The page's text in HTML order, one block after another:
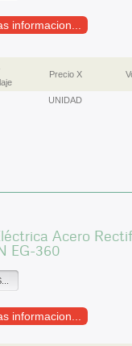
informacion...
Precio X
UNIDAD
Acero
EG-360
informacion...